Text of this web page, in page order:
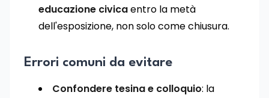
educazione civicaentro la metà
dell'esposizione, non solo come chiusura.
Errori comuni da evitare
Confondere tesina e colloquio: la